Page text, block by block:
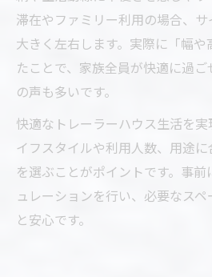
滞在やファミリー利用の場合、
大きく左右します。実際に「幅
たことで、家族全員が快適に過
の声も多いです。
快適なトレーラーハウス生活を
イフスタイルや利用人数、用途
を選ぶことがポイントです。事
ュレーションを行い、必要なスペ
と安心です。